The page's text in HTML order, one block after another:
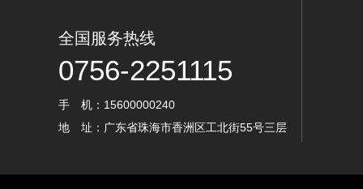
全国服务热线
0756-2251115
手 机：15600000240
地 址：广东省珠海市香洲区工北街55号三层